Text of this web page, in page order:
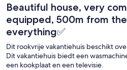
Beautiful house, very
equipped, 500m from
everything✅
Dit rookvrije vakantiehuis beschikt
Dit vakantiehuis biedt een
een kookplaat en een televisie.